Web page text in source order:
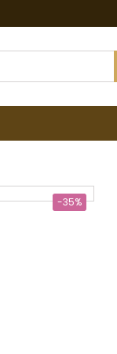
-35%